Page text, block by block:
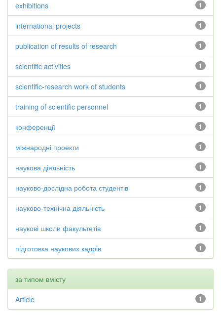
1
exhibitions
1
international projects
1
publication of results of research
1
scientific activities
1
scientific-research work of students
1
training of scientific personnel
1
конференції
1
міжнародні проекти
1
наукова діяльність
1
науково-дослідна робота студентів
1
науково-технічна діяльність
1
наукові школи факультетів
1
підготовка наукових кадрів
за типом вмісту
1
Article